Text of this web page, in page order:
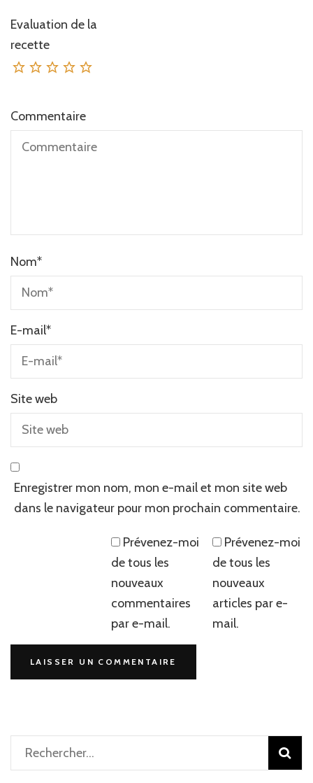
Evaluation de la
recette
Commentaire
Nom*
E-mail*
Site web
Enregistrer mon nom, mon e-mail et mon site web
dans le navigateur pour mon prochain commentaire.
Prévenez-moi
de tous les
nouveaux
commentaires
par e-mail.
Prévenez-moi
de tous les
nouveaux
articles par e-
mail.
Rechercher :